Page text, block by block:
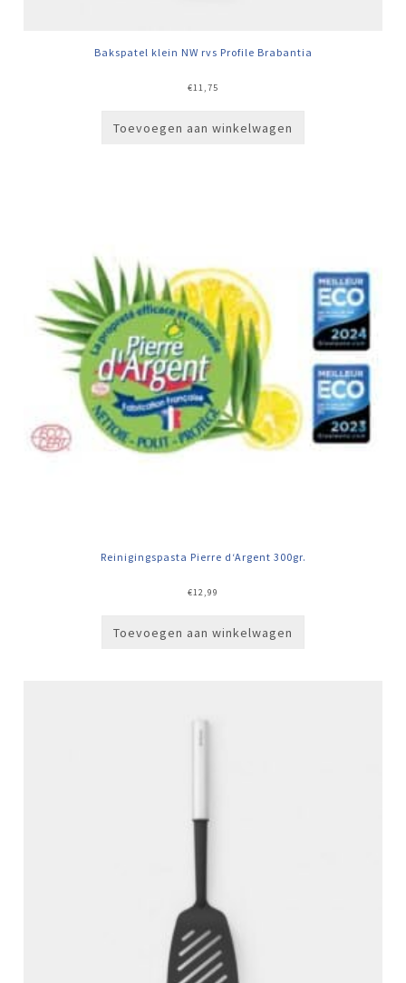
Bakspatel klein NW rvs Profile Brabantia
€11,75
Toevoegen aan winkelwagen
Reinigingspasta Pierre d‘Argent 300gr.
€12,99
Toevoegen aan winkelwagen